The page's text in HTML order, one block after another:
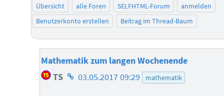
Übersicht alle Foren SELFHTML-Forum
anmelden
Benutzerkonto erstellen
Beitrag im Thread-Baum
Mathematik zum langen Wochenende
TS Homepage
03.05.2017 09:29 mathematik